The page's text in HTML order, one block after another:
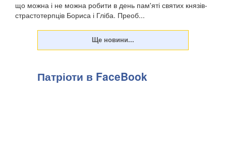
що можна і не можна робити в день пам'яті святих князів-
страстотерпців Бориса і Гліба. Преоб...
Патріоти в FaceBook